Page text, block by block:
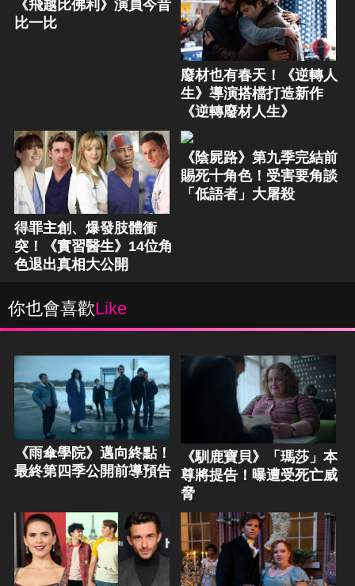
《飛越比佛利》演員今昔
比一比
廢材也有春天！《逆轉人
生》導演搭檔打造新作
《逆轉廢材人生》
得罪主創、爆發肢體衝
突！《實習醫生》14位角
色退出真相大公開
《陰屍路》第九季完結前
賜死十角色！受害要角談
「低語者」大屠殺
你也會喜歡Like
《雨傘學院》邁向終點！
最終第四季公開前導預告
《馴鹿寶貝》「瑪莎」本
尊將提告！曝遭受死亡威
脅